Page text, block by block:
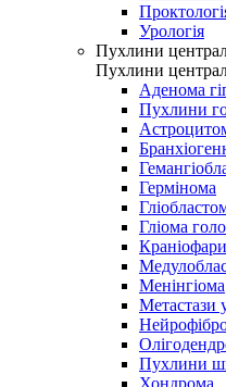
Урологія
Пухлини
Пухлини
Аденома
Пухлини
Гермінома
Гліома
Менінгіома
Метастази
Пухлини
Хондрома